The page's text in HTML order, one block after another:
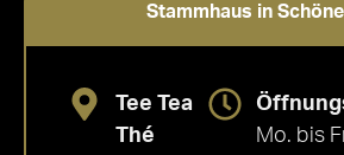
Stammhaus in
Tee Tea
Thé
Mo. bis